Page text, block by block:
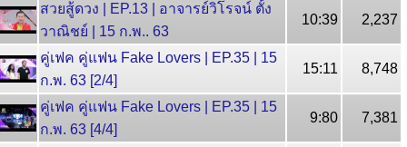
สวยสู้ดวง | EP.13 | อาจารย์วิโรจน์ ตั้ง
วาณิชย์ | 15 ก.พ.. 63
10:39 2,237
คู่เฟค คู่แฟน Fake Lovers | EP.35 | 15
ก.พ. 63 [2/4]
15:11 8,748
คู่เฟค คู่แฟน Fake Lovers | EP.35 | 15
ก.พ. 63 [4/4]
9:80 7,381